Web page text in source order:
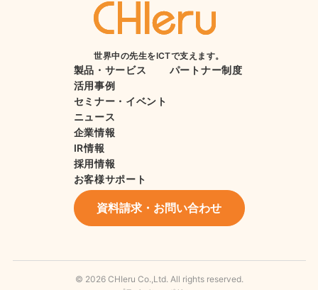
世界中の先生をICTで支えます。
製品・サービス
活用事例
セミナー・イベント
ニュース
企業情報
IR情報
採用情報
お客様サポート
パートナー制度
資料請求・お問い合わせ
© 2026 CHIeru Co.,Ltd. All rights reserved.